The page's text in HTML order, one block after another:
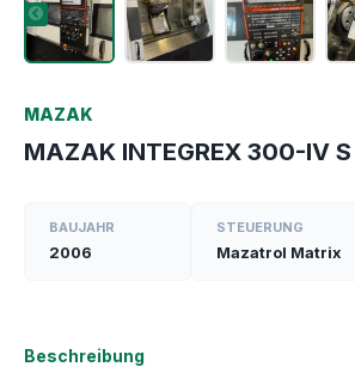
MAZAK
MAZAK INTEGREX 300-IV S
BAUJAHR
2006
STEUERUNG
Mazatrol Matrix
Beschreibung